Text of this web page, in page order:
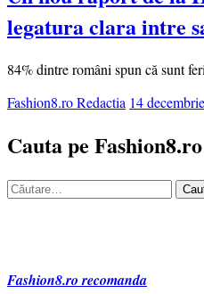
legatura clara intre
84% dintre români spun că sunt
Fashion8.ro Redactia 14
Cauta pe Fashion8.ro
Caută
Fashion8.ro recomanda